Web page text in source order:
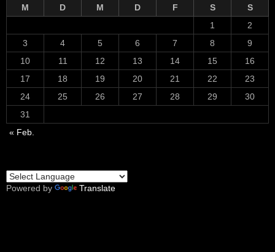
M D M D F S
S
1
2
3
4 5 6 7 8
9
10
11 12 13 14 15
16
17
18 19 20 21 22
23
24
25 26 27 28 29
30
31
« Feb.
Powered by Translate